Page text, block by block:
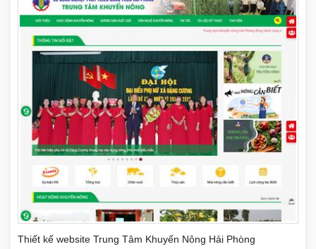
Thiết kế website Trung Tâm Khuyến Nông Hải Phòng